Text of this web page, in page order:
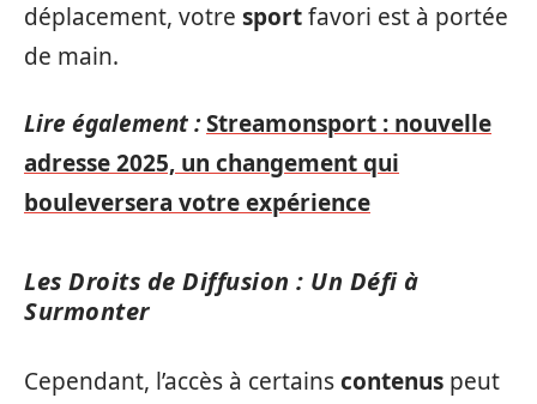
déplacement, votre sportfavori est à portée
de main.
Lire également :Streamonsport : nouvelle
adresse 2025, un changement qui
bouleversera votre expérience
Les Droits de Diffusion : Un Défi à
Surmonter
Cependant, l’accès à certainscontenus peut